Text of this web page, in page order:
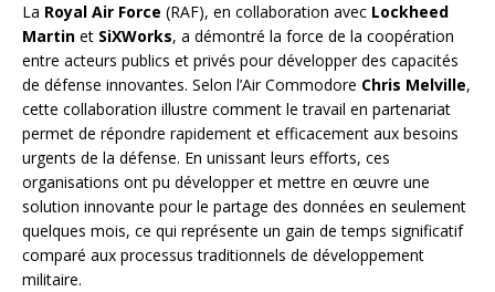
La Royal Air Force (RAF), en collaboration avec Lockheed
Martin et SiXWorks, a démontré la force de la coopération
entre acteurs publics et privés pour développer des capacités
de défense innovantes. Selon l’Air Commodore Chris Melville,
cette collaboration illustre comment le travail en partenariat
permet de répondre rapidement et efficacement aux besoins
urgents de la défense. En unissant leurs efforts, ces
organisations ont pu développer et mettre en œuvre une
solution innovante pour le partage des données en seulement
quelques mois, ce qui représente un gain de temps significatif
comparé aux processus traditionnels de développement
militaire.